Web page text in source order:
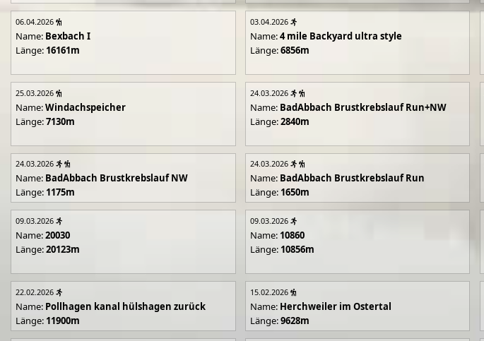
06.04.2026
Name: Bexbach I
Länge: 16161m
03.04.2026
Name:4 mile Backyard ultra style
Länge:6856m
25.03.2026
Name:Windachspeicher
Länge:7130m
24.03.2026
Name: BadAbbach Brustkrebslauf Run+NW
Länge:2840m
24.03.2026
Name: BadAbbach Brustkrebslauf NW
Länge: 1175m
24.03.2026
Name: BadAbbach Brustkrebslauf Run
Länge: 1650m
09.03.2026
Name:20030
Länge:20123m
09.03.2026
Name: 10860
Länge: 10856m
22.02.2026
Name: Pollhagen kanal hülshagen zurück
Länge: 11900m
15.02.2026
Name: Herchweiler im Ostertal
Länge:9628m